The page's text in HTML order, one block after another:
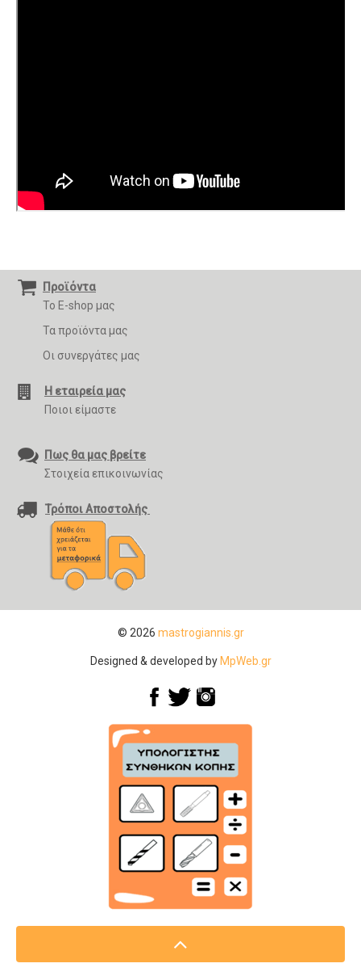
Προϊόντα
Το E-shop μας
Τα προϊόντα μας
Οι συνεργάτες μας
Η εταιρεία μας
Ποιοι είμαστε
Πως θα μας βρείτε
Στοιχεία επικοινωνίας
Τρόποι Αποστολής
© 2026 mastrogiannis.gr
Designed & developed byMpWeb.gr